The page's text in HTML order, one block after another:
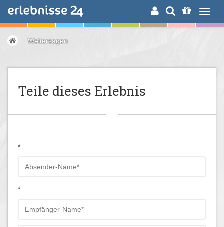
ERLEBNISSUCHE
Weitersagen
Teile dieses Erlebnis
*
*